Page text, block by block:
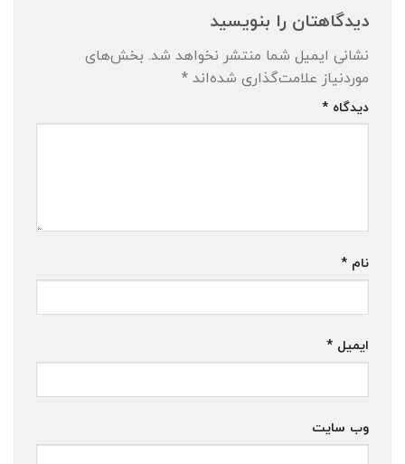
دیدگاهتان را بنویسید
نشانی ایمیل شما منتشر نخواهد شد. بخش‌های
موردنیاز علامت‌گذاری شده‌اند *
دیدگاه *
نام *
ایمیل *
وب‌ سایت